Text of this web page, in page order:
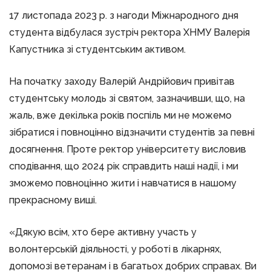
17 листопада 2023 р. з нагоди Міжнародного дня
студента відбулася зустріч ректора ХНМУ Валерія
Капустника зі студентським активом.
На початку заходу Валерій Андрійович привітав
студентську молодь зі святом, зазначивши, що, на
жаль, вже декілька років поспіль ми не можемо
зібратися і повноцінно відзначити студентів за певні
досягнення. Проте ректор університету висловив
сподівання, що 2024 рік справдить наші надії, і ми
зможемо повноцінно жити і навчатися в нашому
прекрасному виші.
«Дякую всім, хто бере активну участь у
волонтерській діяльності, у роботі в лікарнях,
допомозі ветеранам і в багатьох добрих справах. Ви